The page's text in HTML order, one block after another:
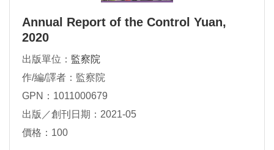
Annual Report of the Control Yuan,
2020
出版單位： 監察院
作/編/譯者：監察院
GPN：1011000679
出版／創刊日期：2021-05
價格：100